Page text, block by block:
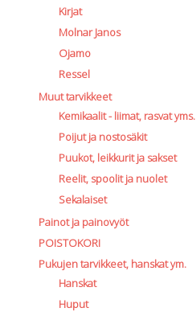
Kirjat
Molnar Janos
Ojamo
Ressel
Muut tarvikkeet
Kemikaalit - liimat, rasvat yms.
Poijut ja nostosäkit
Puukot, leikkurit ja sakset
Reelit, spoolit ja nuolet
Sekalaiset
Painot ja painovyöt
POISTOKORI
Pukujen tarvikkeet, hanskat ym.
Hanskat
Huput